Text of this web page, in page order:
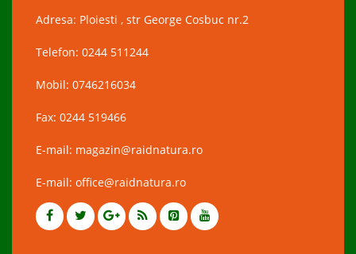
Adresa: Ploiesti , str George Cosbuc nr.2
Telefon: 0244 511244
Mobil: 0746216034
Fax: 0244 519466
E-mail: magazin@raidnatura.ro
E-mail: office@raidnatura.ro